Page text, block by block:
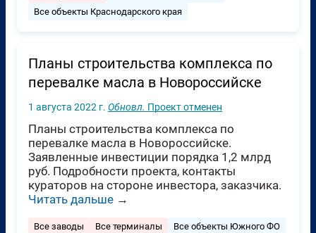
Все объекты Краснодарского края
Планы строительства комплекса по
перевалке масла в Новороссийске
1 августа 2022 г. Обновл. Проект отменен
Планы строительства комплекса по
перевалке масла в Новороссийске.
Заявленные инвестиции порядка 1,2 млрд
руб. Подробности проекта, контакты
кураторов на стороне инвестора, заказчика.
Читать дальше →
Все заводы Все терминалы
Все объекты Южного ФО